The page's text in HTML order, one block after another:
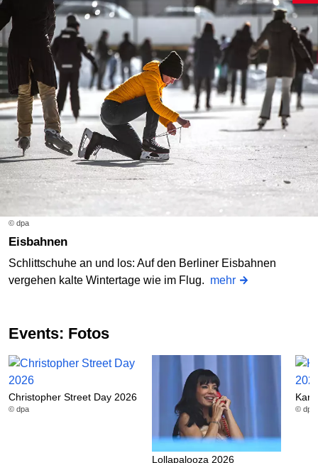
© dpa
Eisbahnen
Schlittschuhe an und los: Auf den Berliner Eisbahnen
vergehen kalte Wintertage wie im Flug. mehr
Events: Fotos
Christopher Street Day 2026
© dpa
Lollapalooza 2026
© dpa